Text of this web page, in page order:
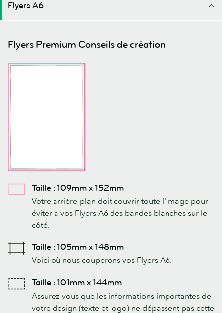
Flyers A6
Flyers Premium Conseils de création
Taille : 109mm x 152mm
Votre arrière-plan doit couvrir toute l'image pour
éviter à vos Flyers A6 des bandes blanches sur le
côté.
Taille : 105mm x 148mm
Voici où nous couperons vos Flyers A6.
Taille : 101mm x 144mm
Assurez-vous que les informations importantes de
votre design (texte et logo) ne dépassent pas cette